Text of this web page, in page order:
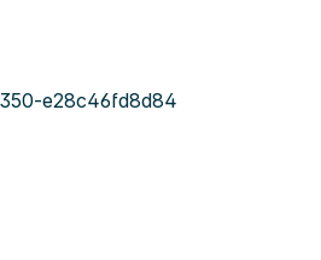
e28c46fd8d84